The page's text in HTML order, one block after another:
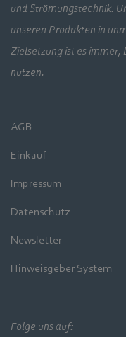
und Strömungstechnik.
unseren Produkten in
Zielsetzung ist es
nutzen.
AGB
Einkauf
Impressum
Datenschutz
Newsletter
Hinweisgeber System
Folge uns auf: